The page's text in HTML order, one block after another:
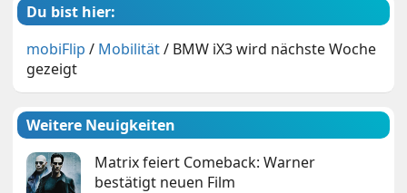
Du bist hier:
mobiFlip / Mobilität/ BMW iX3 wird nächste Woche
gezeigt
Weitere Neuigkeiten
Matrix feiert Comeback: Warner
bestätigt neuen Film